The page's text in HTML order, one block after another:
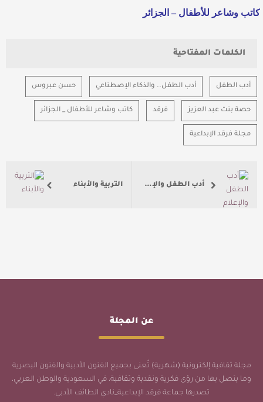
كاتب وشاعر للأطفال – الجزائر
الكلمات المفتاحية
أدب الطفل أدب الطفل.. والذكاء الإصطناعي حسن عبروس
حصة بنت عبد العزيز فرقد كاتب وشاعر للأطفال _ الجزائر
مجلة فرقد الإبداعية
أدب الطفل والإعلام الجديد التربية والأبناء
عن المجلة
مجلة ثقافية إلكترونية (شهرية) تُعنى بجميع الفنون الأدبية والفنون البصرية
وما يتصل بها من رؤى فكرية ونقدية وثقافية، في السعودية والوطن العربي،
تصدرها جماعة فرقد الإبداعية_نادي الطائف الأدبي.